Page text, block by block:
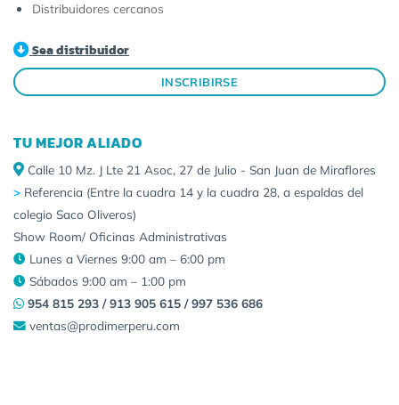
Distribuidores cercanos
Sea distribuidor
INSCRIBIRSE
TU MEJOR ALIADO
Calle 10 Mz. J Lte 21 Asoc, 27 de Julio - San Juan de Miraflores
> Referencia (Entre la cuadra 14 y la cuadra 28, a espaldas del
colegio Saco Oliveros)
Show Room/ Oficinas Administrativas
Lunes a Viernes 9:00 am – 6:00 pm
Sábados 9:00 am – 1:00 pm
954 815 293 / 913 905 615 / 997 536 686
ventas@prodimerperu.com